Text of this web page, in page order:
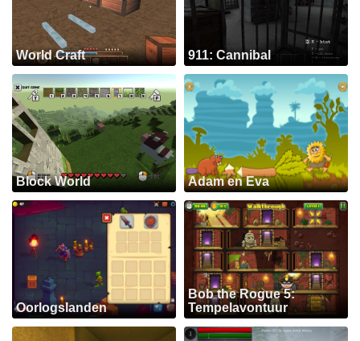
World Craft 911: Cannibal
Block World Adam en Eva
Oorlogslanden
Bob the Rogue 5:
Tempelavontuur